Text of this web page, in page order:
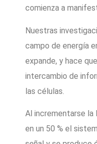
comienza a
Nuestras
campo de energía
expande, y hace
intercambio de
las células.
Al incrementarse la
en un 50 % el